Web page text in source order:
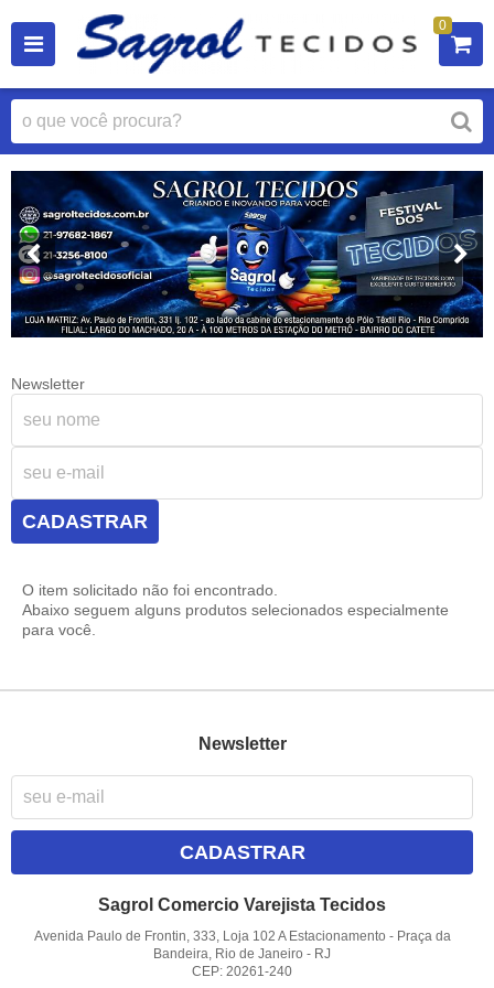
0
Newsletter
CADASTRAR
O item solicitado não foi encontrado.
Abaixo seguem alguns produtos selecionados especialmente
para você.
Newsletter
CADASTRAR
Sagrol Comercio Varejista Tecidos
Avenida Paulo de Frontin, 333, Loja 102 A Estacionamento - Praça da
Bandeira, Rio de Janeiro - RJ
CEP: 20261-240